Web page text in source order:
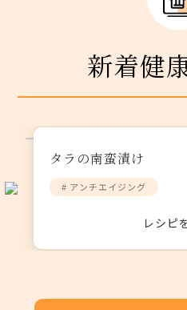
新着健
タラの南蛮漬け
# アンチエイジング
レシピ